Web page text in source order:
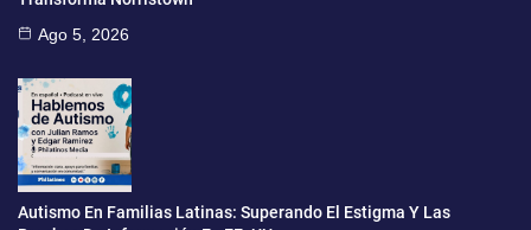
Ago 5, 2026
Autismo En Familias Latinas: Superando El Estigma Y Las